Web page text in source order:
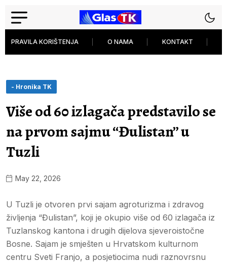
PRAVILA KORIŠTENJA O NAMA KONTAKT
- Hronika TK
Više od 60 izlagača predstavilo se
na prvom sajmu “Đulistan” u
Tuzli
May 22, 2026
U Tuzli je otvoren prvi sajam agroturizma i zdravog
življenja “Đulistan”, koji je okupio više od 60 izlagača iz
Tuzlanskog kantona i drugih dijelova sjeveroistočne
Bosne. Sajam je smješten u Hrvatskom kulturnom
centru Sveti Franjo, a posjetiocima nudi raznovrsnu